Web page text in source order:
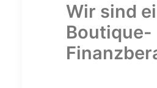
Wir sind
Boutique-